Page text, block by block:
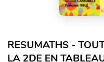
RESUMATHS -
LA 2DE EN